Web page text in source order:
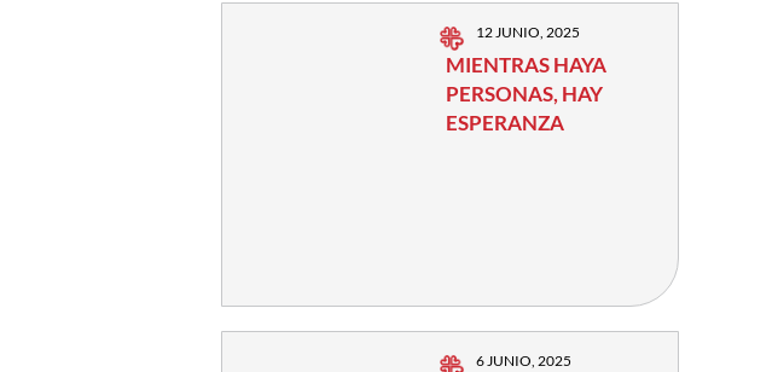
12 JUNIO, 2025
MIENTRAS HAYA
PERSONAS, HAY
ESPERANZA
6 JUNIO, 2025